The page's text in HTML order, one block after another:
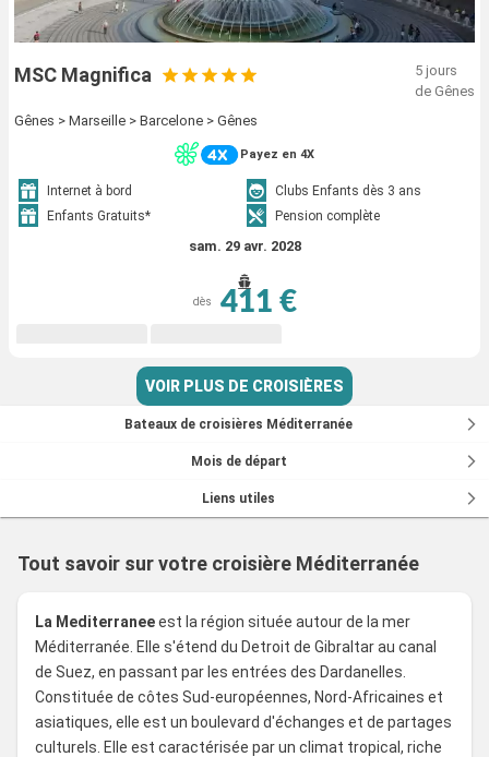
MSC Magnifica
5 jours
de Gênes
Gênes > Marseille > Barcelone > Gênes
Payez en 4X
Internet à bord
Clubs Enfants dès 3 ans
Enfants Gratuits*
Pension complète
sam. 29 avr. 2028
dès 411 €
VOIR PLUS DE CROISIÈRES
Bateaux de croisières Méditerranée
Mois de départ
Liens utiles
Tout savoir sur votre croisière Méditerranée
La Mediterraneeest la région située autour de la mer
Méditerranée. Elle s'étend du Detroit de Gibraltar au canal
de Suez, en passant par les entrées des Dardanelles.
Constituée de côtes Sud-européennes, Nord-Africaines et
asiatiques, elle est un boulevard d'échanges et de partages
culturels. Elle est caractérisée par un climat tropical, riche